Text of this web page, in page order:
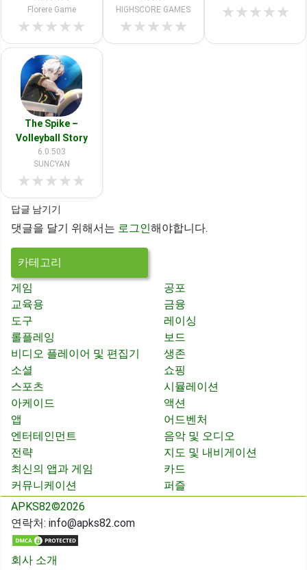
Florere Game
★★★★★
HIGHSCORE GAMES
★★★★★
★★★★★
The Spike –
Volleyball Story
6.0.503
SUNCYAN
★★★★★
답글 남기기
댓글을 달기 위해서는 로그인해야합니다.
카테고리
게임
공포
교육용
금융
도구
레이싱
롤플레잉
보드
비디오 플레이어 및 편집기
생존
소셜
쇼핑
스포츠
시뮬레이션
아케이드
액션
앱
어드벤처
엔터테인먼트
음악 및 오디오
전략
지도 및 내비게이션
최신의 앱과 게임
카드
커뮤니케이션
퍼즐
APKS82©2026
연락처: info@apks82.com
회사 소개